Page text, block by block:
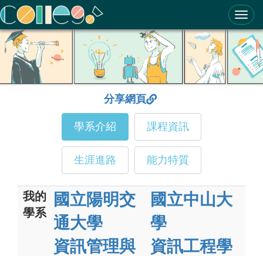
ColleGo! 大學選才與高中育才輔助系統
分享網頁
學系介紹 課程資訊
生涯進路 能力特質
我的
學系
國立陽明交
通大學
資訊管理與
國立中山大
學
資訊工程學